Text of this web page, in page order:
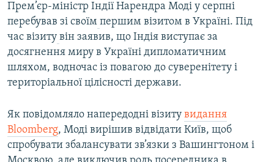
Прем’єр-міністр Індії Нарендра Моді у серпні
перебував зі своїм першим візитом в Україні. Під
час візиту він заявив, що Індія виступає за
досягнення миру в Україні дипломатичним
шляхом, водночас із повагою до суверенітету і
територіальної цілісності держави.
Як повідомляло напередодні візиту видання
Bloomberg, Моді вирішив відвідати Київ, щоб
спробувати збалансувати зв’язки з Вашингтоном і